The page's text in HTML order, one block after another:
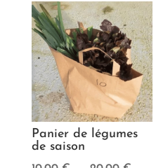
Panier de légumes
de saison